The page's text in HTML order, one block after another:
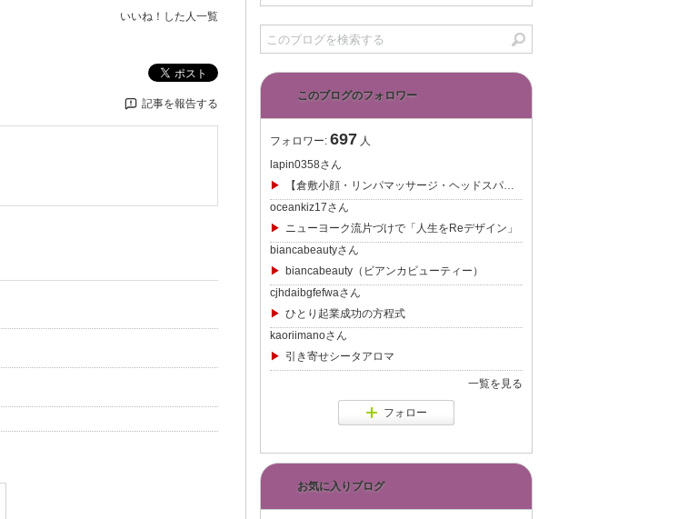
いいね！した人一覧
ポスト
記事を報告する
このブログのフォロワー
フォロワー: 697 人
lapin0358さん
【倉敷小顔・リンパマッサージ・ヘッドスパ】50代のお悩み解消/自分と向き合う大人の体質改善～ESTHE LAPIN（エステラパン）～
oceankiz17さん
ニューヨーク流片づけで「人生をReデザイン」
biancabeautyさん
biancabeauty（ビアンカビューティー）
cjhdaibgfefwaさん
ひとり起業成功の方程式
kaoriimanoさん
引き寄せシータアロマ
一覧を見る
フォロー
お気に入りブログ